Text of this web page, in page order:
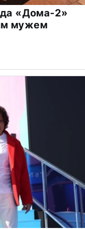
«Дома-2»
мужем